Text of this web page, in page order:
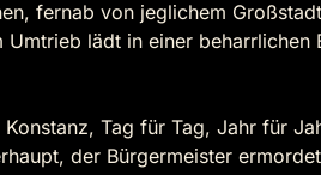
fernab von jeglichem
lädt in einer beharrlichen
Tag für Tag, Jahr für
der Bürgermeister